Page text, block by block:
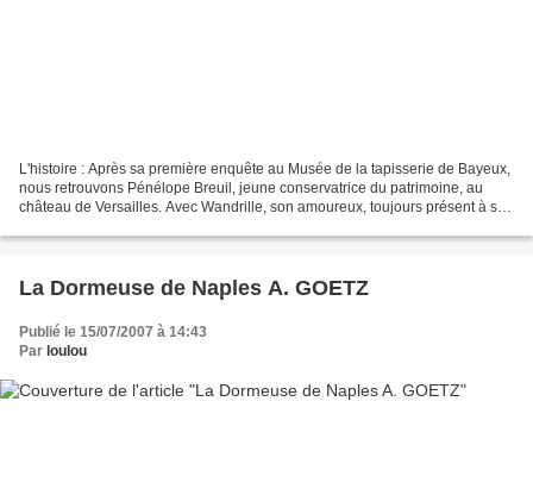
L'histoire : Après sa première enquête au Musée de la tapisserie de Bayeux,
nous retrouvons Pénélope Breuil, jeune conservatrice du patrimoine, au
château de Versailles. Avec Wandrille, son amoureux, toujours présent à ses
La Dormeuse de Naples A. GOETZ
Publié le 15/07/2007 à 14:43
Par loulou